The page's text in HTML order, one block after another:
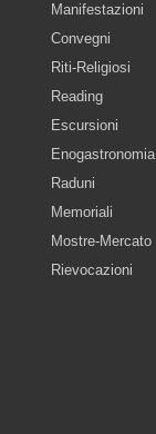
Manifestazioni
Convegni
Riti-Religiosi
Reading
Escursioni
Enogastronomia
Raduni
Memoriali
Mostre-Mercato
Rievocazioni